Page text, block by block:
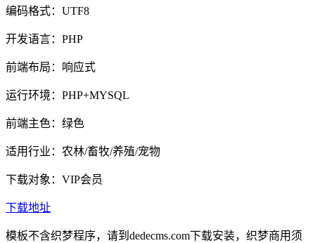
编码格式：UTF8
开发语言：PHP
前端布局：响应式
运行环境：PHP+MYSQL
前端主色：绿色
适用行业：农林/畜牧/养殖/宠物
下载对象：VIP会员
下载地址
模板不含织梦程序，请到dedecms.com下载安装，织梦商用须